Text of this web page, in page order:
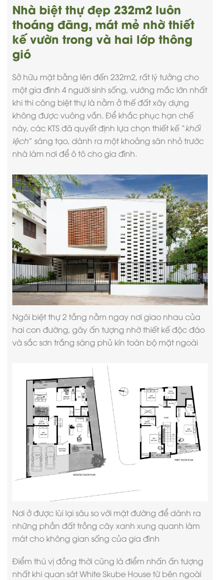
Nhà biệt thự đẹp 232m2 luôn
thoáng đãng, mát mẻ nhờ thiết
kế vườn trong và hai lớp thông
gió
Sở hữu mặt bằng lên đến 232m2, rất lý tưởng cho
một gia đình 4 người sinh sống, vướng mắc lớn nhất
khi thi công biệt thự là nằm ở thế đất xây dựng
không được vuông vắn. Để khắc phục hạn chế
này, các KTS đã quyết định lựa chọn thiết kế “khối
lệch” sáng tạo, dành ra một khoảng sân nhỏ trước
nhà làm nơi để ô tô cho gia đình.
Ngôi biệt thự 2 tầng nằm ngay nơi giao nhau của
hai con đường, gây ấn tượng nhờ thiết kế độc đáo
và sắc sơn trắng sáng phủ kín toàn bộ mặt ngoài
Nơi ở được lùi lại sâu so với mặt đường để dành ra
những phần đất trồng cây xanh xung quanh làm
mát cho không gian sống của gia đình
Điểm thú vị đồng thời cũng là điểm nhấn ấn tượng
nhất khi quan sát White Skube House từ bên ngoài